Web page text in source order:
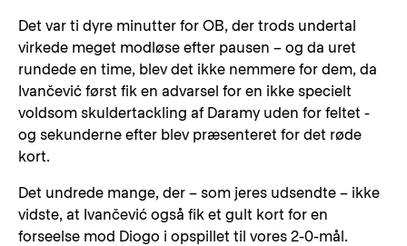
Det var ti dyre minutter for OB, der trods undertal
virkede meget modløse efter pausen – og da uret
rundede en time, blev det ikke nemmere for dem, da
Ivančević først fik en advarsel for en ikke specielt
voldsom skuldertackling af Daramy uden for feltet -
og sekunderne efter blev præsenteret for det røde
kort.
Det undrede mange, der – som jeres udsendte – ikke
vidste, at Ivančević også fik et gult kort for en
forseelse mod Diogo i opspillet til vores 2-0-mål.